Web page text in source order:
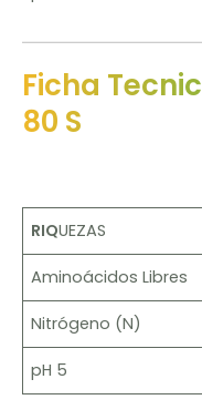
Ficha
80 S
RIQUEZAS
Aminoácidos Libres
Nitrógeno (N)
pH 5